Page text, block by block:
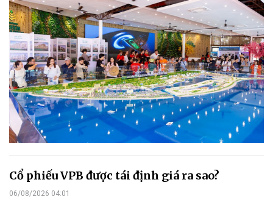
Cổ phiếu VPB được tái định giá ra sao?
06/08/2026 04:01